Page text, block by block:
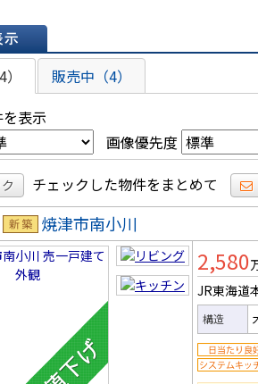
販売中（4）
表示
画像優先度
チェックした物件をまとめて
新築
焼津市南小川
2,580
JR東海道
構造